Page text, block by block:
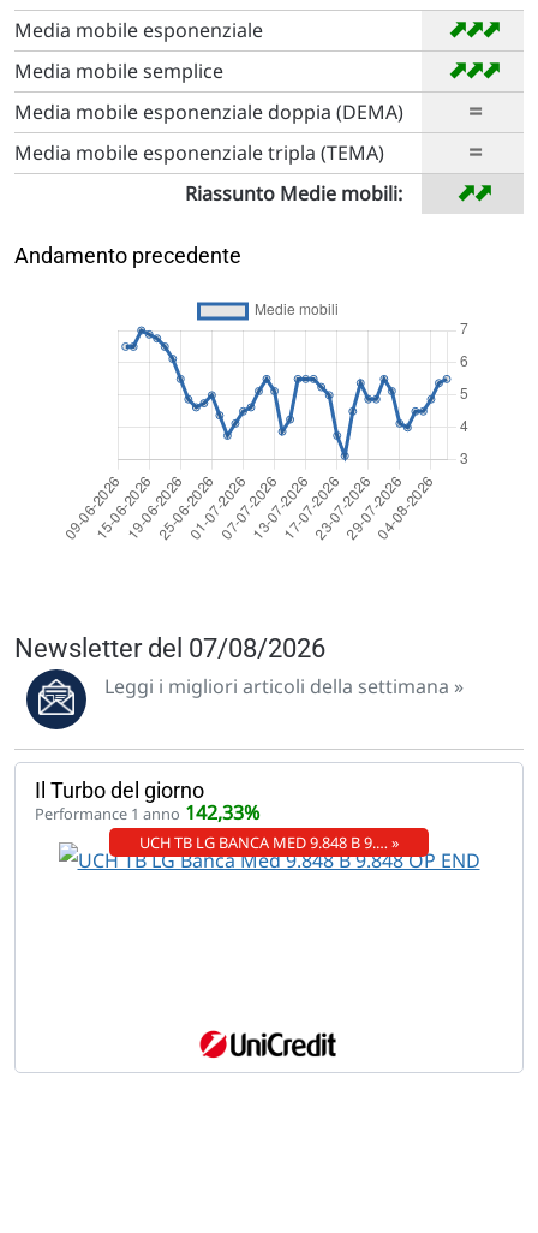
Media mobile esponenziale ➡
➡
➡
Media mobile semplice ➡
➡
➡
Media mobile esponenziale doppia (DEMA) =
Media mobile esponenziale tripla (TEMA) =
Riassunto Medie mobili: ➡
➡
Andamento precedente
Newsletter del 07/08/2026
Leggi i migliori articoli della settimana »
Il Turbo del giorno
Performance 1 anno 142,33%
UCH TB LG BANCA MED 9.848 B 9.… »